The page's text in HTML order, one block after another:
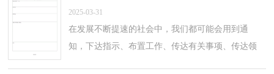
2025-03-31
在发展不断提速的社会中，我们都可能会用到通
知，下达指示、布置工作、传达有关事项、传达领